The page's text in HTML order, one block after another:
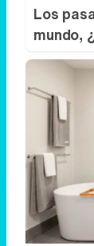
Los
mundo,